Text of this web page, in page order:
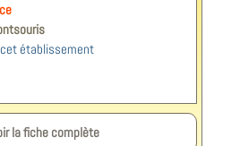
établissement
la fiche complète